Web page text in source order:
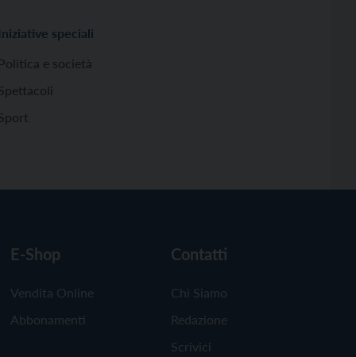
Iniziative speciali
Politica e società
E-Shop
Vendita Online
Abbonamenti
Contatti
Chi Siamo
Redazione
Scrivici